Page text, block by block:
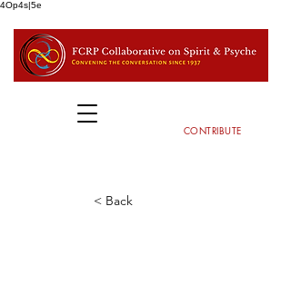
4Op4s|5e
CONTRIBUTE
< Back